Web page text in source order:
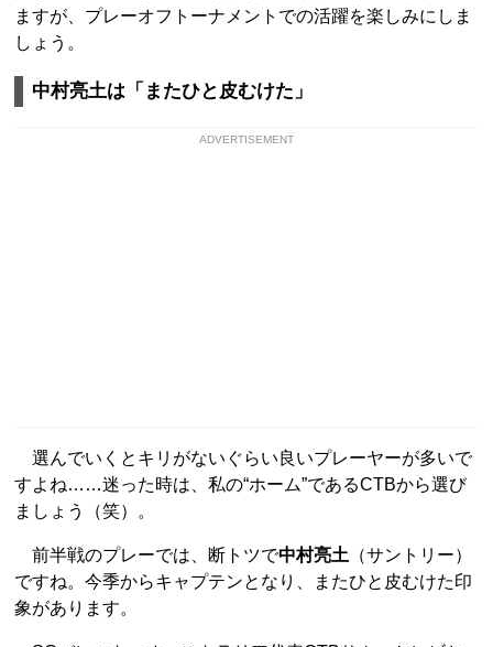
ますが、プレーオフトーナメントでの活躍を楽しみにしま
しょう。
中村亮土は「またひと皮むけた」
ADVERTISEMENT
選んでいくとキリがないぐらい良いプレーヤーが多いで
すよね……迷った時は、私の“ホーム”であるCTBから選び
ましょう（笑）。
前半戦のプレーでは、断トツで中村亮土 （サントリー）
ですね。今季からキャプテンとなり、またひと皮むけた印
象があります。